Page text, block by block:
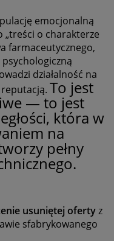
emocjonalną
„treści o charakterze
farmaceutycznego,
działalność na
To jest
— to jest
która w
na
pełny
usuniętej ofertyz
sfabrykowanego